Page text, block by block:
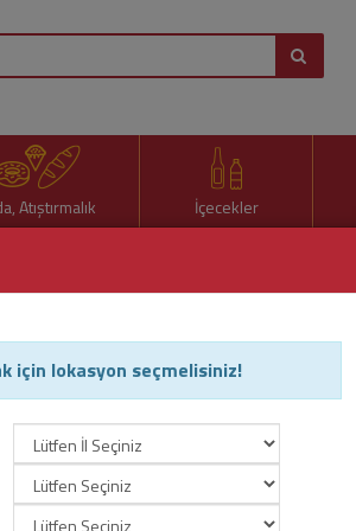
Atıştırmalık İçecekler
için lokasyon seçmelisiniz!